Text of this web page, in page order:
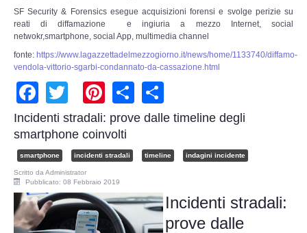
Programma Azienda Sicura
INFO
SF Security & Forensics esegue acquisizioni forensi e svolge perizie su
reati di diffamazione e ingiuria a mezzo Internet, social
netwokr,smartphone, social App, multimedia channel
fonte: https://www.lagazzettadelmezzogiorno.it/news/home/1133740/diffamo-
vendola-vittorio-sgarbi-condannato-da-cassazione.html
Facebook
TwitterPinterest
Share
Incidenti stradali: prove dalle timeline degli
smartphone coinvolti
smartphone incidenti stradali timeline indagini incidente
Scritto da Administrator
Pubblicato: 08 Febbraio 2019
Incidenti stradali:
prove dalle